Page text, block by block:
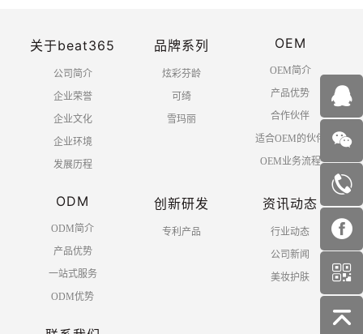
关于beat365
公司简介
企业荣誉
企业文化
企业环境
发展历程
品牌系列
炫彩芬龄
可绮
雪玛丽
OEM
OEM简介
产品优势
合作伙伴
适合OEM的伙伴
OEM业务流程
ODM
ODM简介
产品优势
一站式服务
ODM优势
创新研发
专利产品
资讯动态
行业动态
公司新闻
美妆护肤